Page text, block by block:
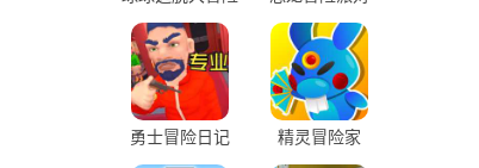
勇士冒险日记 精灵冒险家